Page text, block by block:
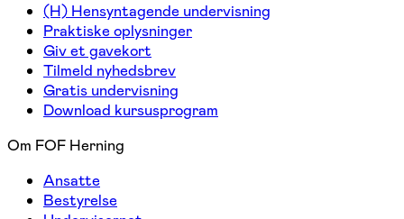
(H) Hensyntagende undervisning
Praktiske oplysninger
Giv et gavekort
Tilmeld nyhedsbrev
Gratis undervisning
Download kursusprogram
Om FOF Herning
Ansatte
Bestyrelse